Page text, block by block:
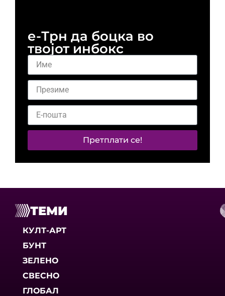
е-Трн да боцка во
твојот инбокс
Претплати се!
ТЕМИ
КУЛТ-АРТ
БУНТ
ЗЕЛЕНО
СВЕСНО
ГЛОБАЛ